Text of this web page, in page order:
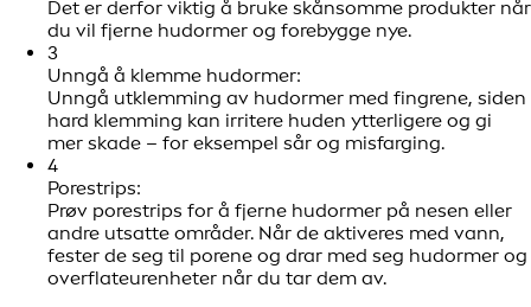
Det er derfor viktig å bruke skånsomme produkter når
du vil fjerne hudormer og forebygge nye.
3
Unngå å klemme hudormer:
Unngå utklemming av hudormer med fingrene, siden
hard klemming kan irritere huden ytterligere og gi
mer skade – for eksempel sår og misfarging.
4
Porestrips:
Prøv porestrips for å fjerne hudormer på nesen eller
andre utsatte områder. Når de aktiveres med vann,
fester de seg til porene og drar med seg hudormer og
overflateurenheter når du tar dem av.